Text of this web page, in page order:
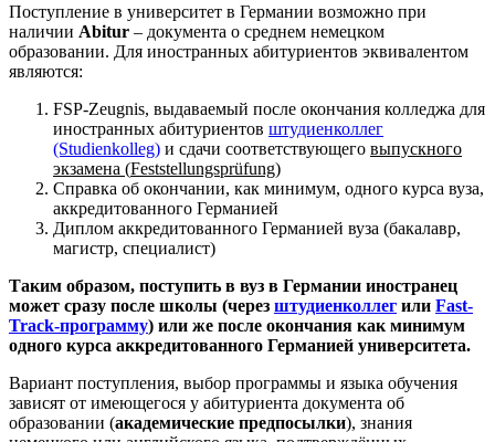
Поступление в университет в Германии возможно при
наличии Abitur – документа о среднем немецком
образовании. Для иностранных абитуриентов эквивалентом
являются:
FSP-Zeugnis, выдаваемый после окончания колледжа для
иностранных абитуриентов штудиенколлег
(Studienkolleg) и сдачи соответствующего выпускного
экзамена (Feststellungsprüfung)
Справка об окончании, как минимум, одного курса вуза,
аккредитованного Германией
Диплом аккредитованного Германией вуза (бакалавр,
магистр, специалист)
Таким образом, поступить в вуз в Германии иностранец
может сразу после школы (через штудиенколлег или Fast-
Track-программу) или же после окончания как минимум
одного курса аккредитованного Германией университета.
Вариант поступления, выбор программы и языка обучения
зависят от имеющегося у абитуриента документа об
образовании (академические предпосылки), знания